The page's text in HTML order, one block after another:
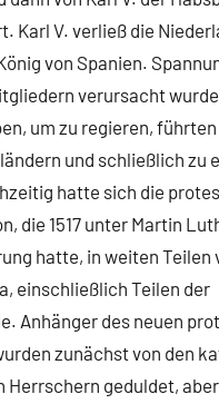
Karl V. verließ die
von Spanien.
verursacht
um zu regieren,
und schließlich zu
hatte sich die
die 1517 unter Martin
hatte, in weiten
einschließlich Teilen der
Anhänger des neuen
zunächst von den
Herrschern geduldet,